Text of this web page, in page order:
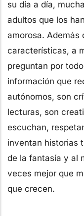
su día a día,
adultos que los
amorosa. Además
características, a
preguntan por
información que
autónomos, son
lecturas, son
escuchan,
inventan historias
de la fantasía y al
veces mejor que
que crecen.